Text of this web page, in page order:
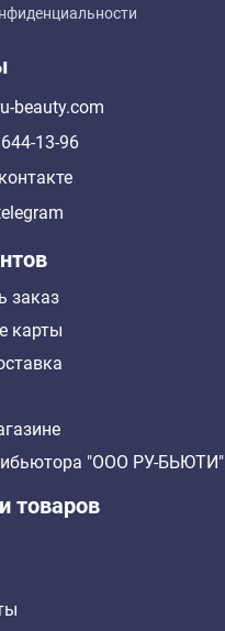
beauty.com
13-96
заказ
карты
"ООО РУ-БЬЮТИ"
товаров